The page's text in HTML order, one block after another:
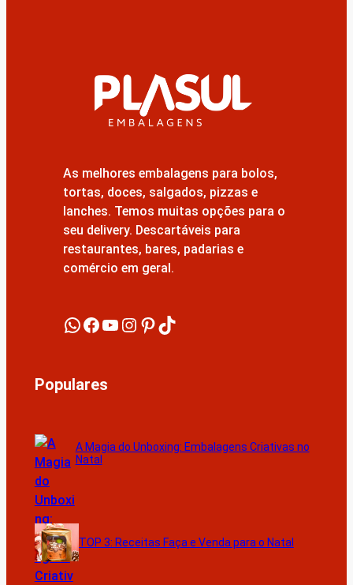
As melhores embalagens para bolos,
tortas, doces, salgados, pizzas e
lanches. Temos muitas opções para o
seu delivery. Descartáveis para
restaurantes, bares, padarias e
comércio em geral.
WhatsApp Facebook YouTube Instagram Pinterest TikTok
Populares
A Magia do Unboxing: Embalagens Criativas no
Natal
TOP 3: Receitas Faça e Venda para o Natal